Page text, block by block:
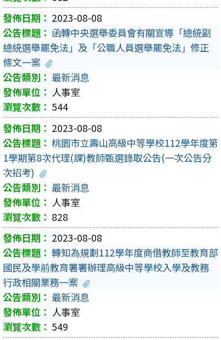
2023-08-08
函轉中央選舉委員會有關宣導「總統副
總統選舉罷免法」及「公職人員選舉罷免法」修正
條文一案
最新消息
人事室
544
2023-08-08
桃園市立壽山高級中等學校112學年度第
1學期第8次代理(課)教師甄選錄取公告(一次公告分
次招考)
最新消息
人事室
828
2023-08-08
轉知為規劃112學年度商借教師至教育部
國民及學前教育署署辦理高級中等學校入學及教務
行政相關業務一案
最新消息
人事室
549